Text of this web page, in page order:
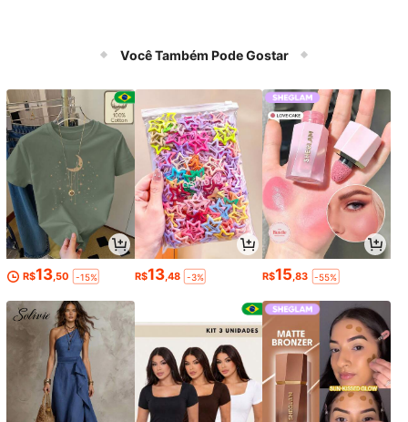
Você Também Pode Gostar
R$13,50 -15% R$13,48 -3% R$15 ,83 -55%